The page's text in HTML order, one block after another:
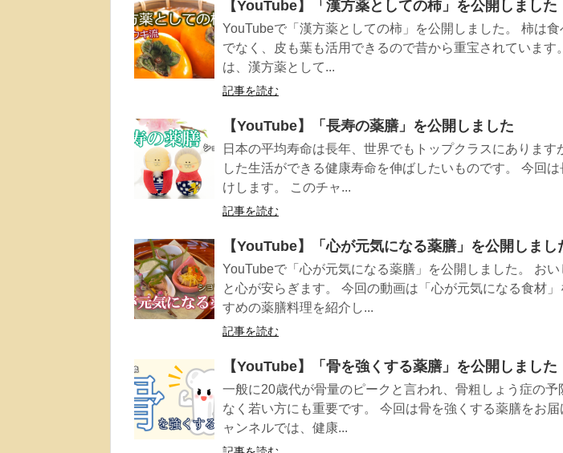
【YouTube】「漢方薬としての柿」を公開しました
YouTubeで「漢方薬としての柿」を公開しました。 柿は
でなく、皮も葉も活用できるので昔から重宝されています
は、漢方薬として...
記事を読む
【YouTube】「長寿の薬膳」を公開しました
日本の平均寿命は長年、世界でもトップクラスにあります
した生活ができる健康寿命を伸ばしたいものです。 今回
けします。 このチャ...
記事を読む
【YouTube】「心が元気になる薬膳」を公開しまし
YouTubeで「心が元気になる薬膳」を公開しました。 お
と心が安らぎます。 今回の動画は「心が元気になる食材
すめの薬膳料理を紹介し...
記事を読む
【YouTube】「骨を強くする薬膳」を公開しました
一般に20歳代が骨量のピークと言われ、骨粗しょう症の予
なく若い方にも重要です。 今回は骨を強くする薬膳をお
ャンネルでは、健康...